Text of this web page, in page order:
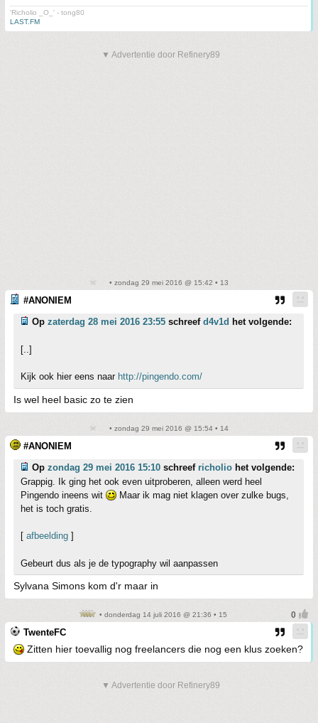
'Richolio _O_' - tong80
LAST.FM
▼ Advertentie door Refinery89
• zondag 29 mei 2016 @ 15:42 • 13
#ANONIEM
Op zaterdag 28 mei 2016 23:55 schreef d4v1d het volgende:
[..]
Kijk ook hier eens naar http://pingendo.com/
Is wel heel basic zo te zien
• zondag 29 mei 2016 @ 15:54 • 14
#ANONIEM
Op zondag 29 mei 2016 15:10 schreef richolio het volgende:
Grappig. Ik ging het ook even uitproberen, alleen werd heel
Pingendo ineens wit
Maar ik mag niet klagen over zulke bugs,
het is toch gratis.
[ afbeelding ]
Gebeurt dus als je de typography wil aanpassen
Sylvana Simons kom d'r maar in
• donderdag 14 juli 2016 @ 21:36 • 15
TwenteFC
Zitten hier toevallig nog freelancers die nog een klus zoeken?
▼ Advertentie door Refinery89